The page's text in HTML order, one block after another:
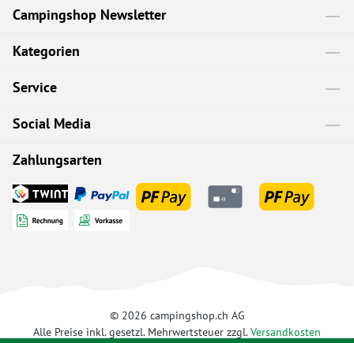
Campingshop Newsletter
Kategorien
Service
Social Media
Zahlungsarten
© 2026 campingshop.ch AG
Alle Preise inkl. gesetzl. Mehrwertsteuer zzgl.Versandkosten